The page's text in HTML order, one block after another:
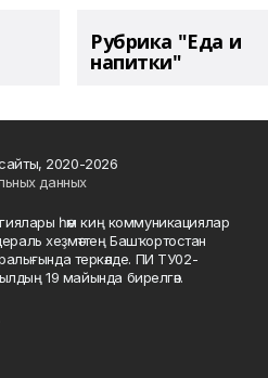
Рубрика "Еда и
напитки"
сайты, 2020-2026
данных
һәм киң коммуникациялар
хеҙмәттең Башҡортостан
теркәлде. ПИ ТУ02-
19 майында бирелгән.